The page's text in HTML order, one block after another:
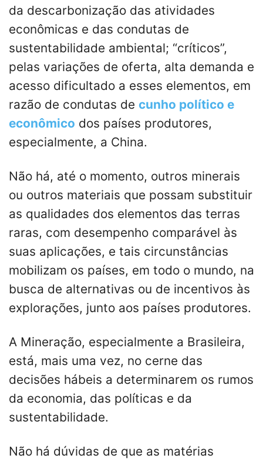
da descarbonização das atividades
econômicas e das condutas de
sustentabilidade ambiental; “críticos”,
pelas variações de oferta, alta demanda e
acesso dificultado a esses elementos, em
razão de condutas de cunho político e
econômico dos países produtores,
especialmente, a China.
Não há, até o momento, outros minerais
ou outros materiais que possam substituir
as qualidades dos elementos das terras
raras, com desempenho comparável às
suas aplicações, e tais circunstâncias
mobilizam os países, em todo o mundo, na
busca de alternativas ou de incentivos às
explorações, junto aos países produtores.
A Mineração, especialmente a Brasileira,
está, mais uma vez, no cerne das
decisões hábeis a determinarem os rumos
da economia, das políticas e da
sustentabilidade.
Não há dúvidas de que as matérias